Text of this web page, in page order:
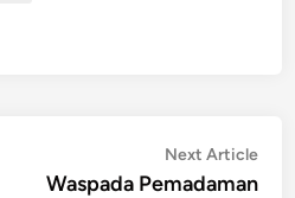
Next Article
Waspada Pemadaman